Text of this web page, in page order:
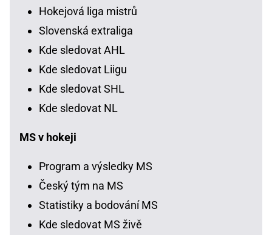
Hokejová liga mistrů
Slovenská extraliga
Kde sledovat AHL
Kde sledovat Liigu
Kde sledovat SHL
Kde sledovat NL
MS v hokeji
Program a výsledky MS
Český tým na MS
Statistiky a bodování MS
Kde sledovat MS živě